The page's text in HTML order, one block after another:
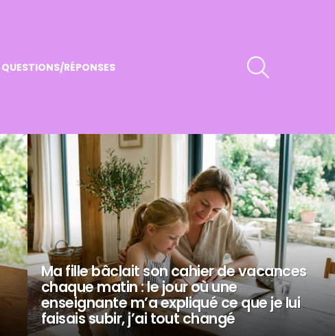
QUESTIONS/RÉPONSES
Ma fille bâclait son cahier de vacances
chaque matin : le jour où une
enseignante m’a expliqué ce que je lui
faisais subir, j’ai tout changé